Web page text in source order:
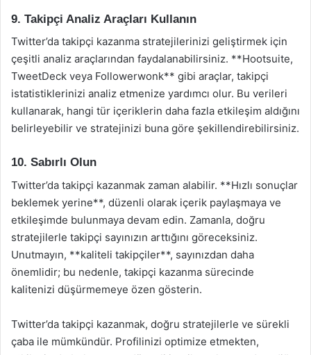
9. Takipçi Analiz Araçları Kullanın
Twitter’da takipçi kazanma stratejilerinizi geliştirmek için
çeşitli analiz araçlarından faydalanabilirsiniz. **Hootsuite,
TweetDeck veya Followerwonk** gibi araçlar, takipçi
istatistiklerinizi analiz etmenize yardımcı olur. Bu verileri
kullanarak, hangi tür içeriklerin daha fazla etkileşim aldığını
belirleyebilir ve stratejinizi buna göre şekillendirebilirsiniz.
10. Sabırlı Olun
Twitter’da takipçi kazanmak zaman alabilir. **Hızlı sonuçlar
beklemek yerine**, düzenli olarak içerik paylaşmaya ve
etkileşimde bulunmaya devam edin. Zamanla, doğru
stratejilerle takipçi sayınızın arttığını göreceksiniz.
Unutmayın, **kaliteli takipçiler**, sayınızdan daha
önemlidir; bu nedenle, takipçi kazanma sürecinde
kalitenizi düşürmemeye özen gösterin.
Twitter’da takipçi kazanmak, doğru stratejilerle ve sürekli
çaba ile mümkündür. Profilinizi optimize etmekten,